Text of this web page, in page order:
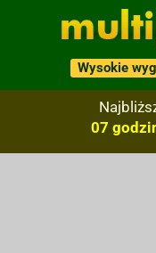
Wysokie
07